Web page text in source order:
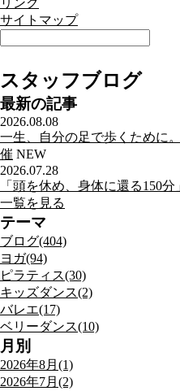
リンク
サイトマップ
スタッフブログ
最新の記事
2026.08.08
一生、自分の足で歩くために
催 NEW
2026.07.28
「頭を休め、身体に還る150分
一覧を見る
テーマ
ブログ(404)
ヨガ(94)
ピラティス(30)
キッズダンス(2)
バレエ(17)
ベリーダンス(10)
月別
2026年8月(1)
2026年7月(2)